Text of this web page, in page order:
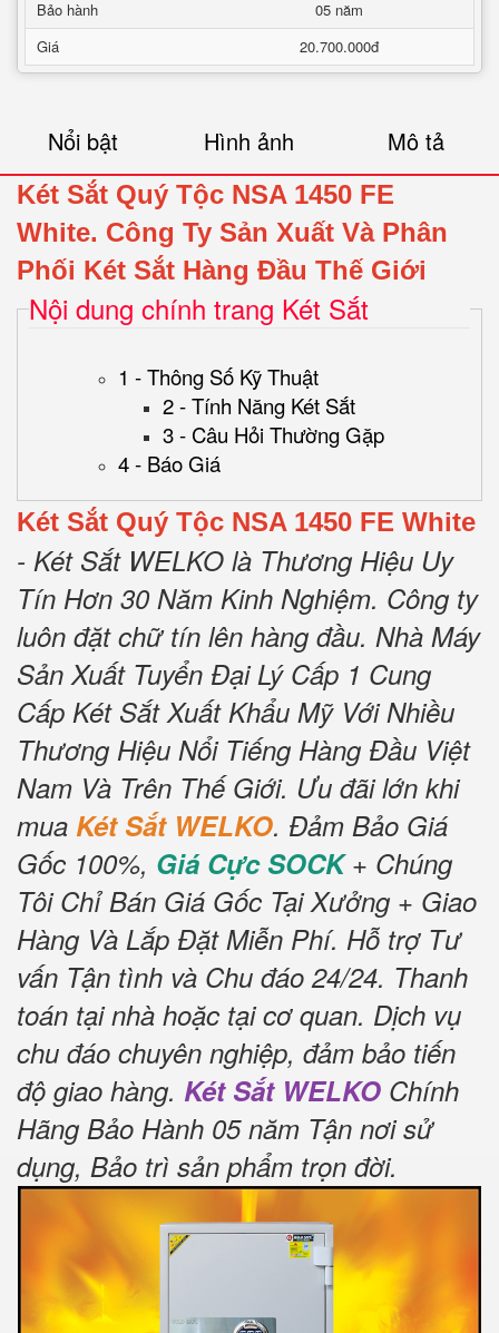
Bảo hành
05 năm
Giá
20.700.000đ
Nổi bật Hình ảnh Mô tả
Két Sắt Quý Tộc NSA 1450 FE
White. Công Ty Sản Xuất Và Phân
Phối Két Sắt Hàng Đầu Thế Giới
Nội dung chính trang Két Sắt
1 - Thông Số Kỹ Thuật
2 - Tính Năng Két Sắt
3 - Câu Hỏi Thường Gặp
4 - Báo Giá
Két Sắt Quý Tộc NSA 1450 FE White
- Két Sắt WELKO là Thương Hiệu Uy
Tín Hơn 30 Năm Kinh Nghiệm. Công ty
luôn đặt chữ tín lên hàng đầu. Nhà Máy
Sản Xuất Tuyển Đại Lý Cấp 1 Cung
Cấp Két Sắt Xuất Khẩu Mỹ Với Nhiều
Thương Hiệu Nổi Tiếng Hàng Đầu Việt
Nam Và Trên Thế Giới. Ưu đãi lớn khi
mua Két Sắt WELKO. Đảm Bảo Giá
Gốc 100%, Giá Cực SOCK+ Chúng
Tôi Chỉ Bán Giá Gốc Tại Xưởng + Giao
Hàng Và Lắp Đặt Miễn Phí. Hỗ trợ Tư
vấn Tận tình và Chu đáo 24/24. Thanh
toán tại nhà hoặc tại cơ quan. Dịch vụ
chu đáo chuyên nghiệp, đảm bảo tiến
độ giao hàng. Két Sắt WELKO Chính
Hãng Bảo Hành 05 năm Tận nơi sử
dụng, Bảo trì sản phẩm trọn đời.